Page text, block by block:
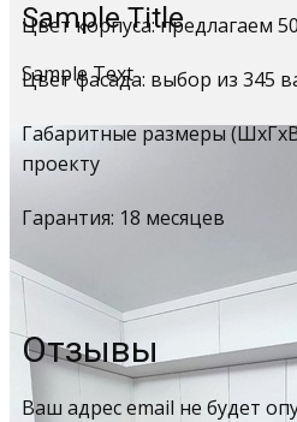
Sample Title
Sample Text
Цвет корпуса: предлагаем
Цвет фасада: выбор из 345
Габаритные размеры
проекту
Гарантия: 18 месяцев
Отзывы
Ваш адрес email не будет